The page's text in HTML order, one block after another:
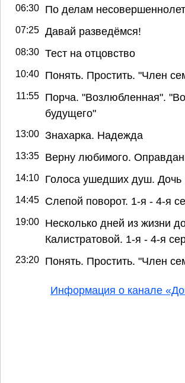
06:30 По делам
07:25 Давай разведёмся!
08:30 Тест на отцовство
10:40 Понять. Простить. "Член
11:55
Порча. "Возлюбленная".
будущего"
13:00 Знахарка. Надежда
13:35 Верну любимого.
14:10 Голоса ушедших душ. Дочь
14:45 Слепой поворот. 1-я - 4-я
19:00
Несколько дней из жизни
Калистратовой. 1-я - 4-я
23:20 Понять. Простить. "Член
Информация о канале